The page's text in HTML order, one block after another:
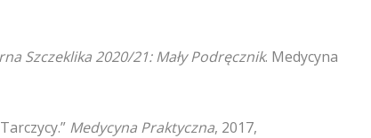
Szczeklika 2020/21: Mały Podręcznik. Medycyna
Medycyna Praktyczna, 2017,